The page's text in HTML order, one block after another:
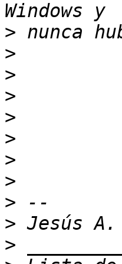
>
>
>
>
>
>
>
>
>
>
>